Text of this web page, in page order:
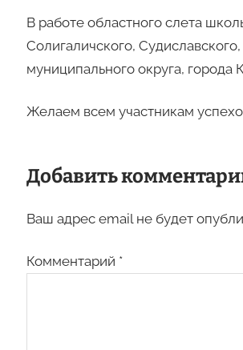
В работе областного слета
Солигаличского,
муниципального округа,
Желаем всем участникам
Добавить
Ваш адрес email не будет
Комментарий *